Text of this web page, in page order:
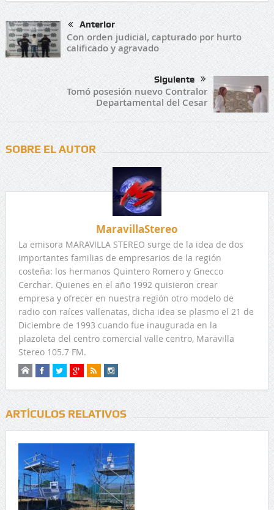
Anterior
Con orden judicial, capturado por hurto
calificado y agravado
Siguiente
Tomó posesión nuevo Contralor
Departamental del Cesar
SOBRE EL AUTOR
MaravillaStereo
La emisora MARAVILLA STEREO surge de la idea de dos
importantes familias de empresarios de la región
costeña: los hermanos Quintero Romero y Gnecco
Cerchar. Quienes en el año 1992 quisieron crear
empresa y ofrecer en nuestra región otro modelo de
radio con raíces vallenatas, dicha idea se plasmo el 21 de
Diciembre de 1993 cuando fue inaugurada en la
plazoleta del centro comercial valle centro, Maravilla
Stereo 105.7 FM.
ARTÍCULOS RELATIVOS